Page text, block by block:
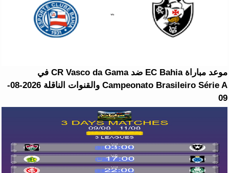
موعد مباراة EC Bahia ضد CR Vasco da Gama في
Campeonato Brasileiro Série A والقنوات الناقلة 2026-08-
09